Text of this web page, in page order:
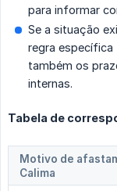
para informar
Se a situação
regra específica
também os
internas.
Tabela de
Motivo de
Calima